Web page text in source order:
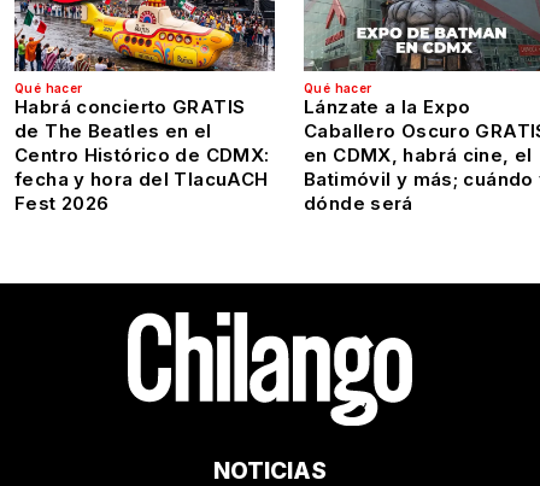
Qué hacer
Habrá concierto GRATIS
de The Beatles en el
Centro Histórico de CDMX:
fecha y hora del TlacuACH
Fest 2026
Qué hacer
Lánzate a la Expo
Caballero Oscuro
en CDMX, habrá cine, el
Batimóvil y más; cuándo
dónde será
NOTICIAS